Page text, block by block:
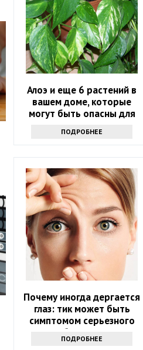
Алоэ и еще 6 растений в
вашем доме, которые
могут быть опасны для
ПОДРОБНЕЕ
Почему иногда дергается
глаз: тик может быть
симптомом серьезного
заболевания
ПОДРОБНЕЕ